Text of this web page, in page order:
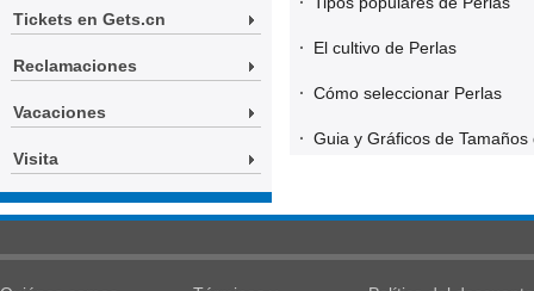
Tickets en Gets.cn
Reclamaciones
Vacaciones
Visita
· El cultivo de Perlas
· Cómo seleccionar Perlas
· Guia y Gráficos de Tamaños